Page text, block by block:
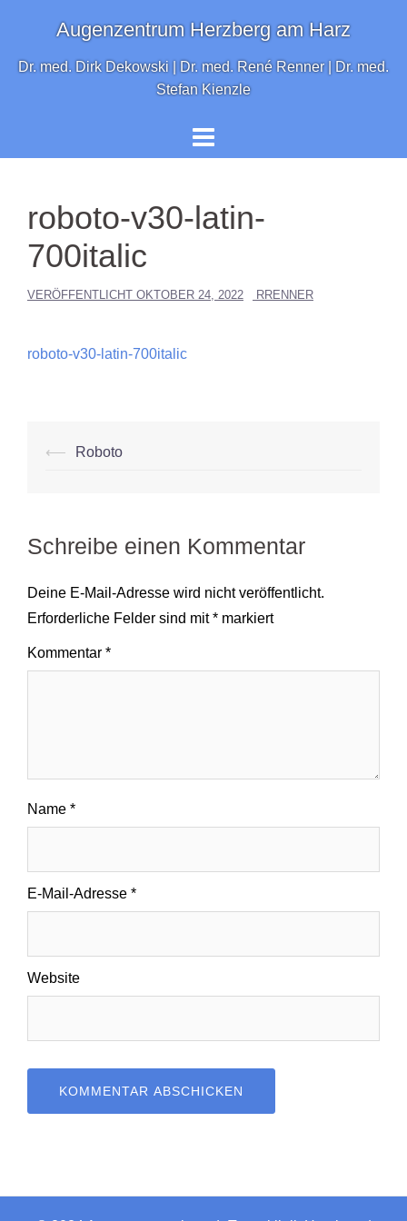
Inhalt
Augenzentrum Herzberg am Harz
Dr. med. Dirk Dekowski | Dr. med. René Renner | Dr. med.
Stefan Kienzle
roboto-v30-latin-
700italic
VERÖFFENTLICHT OKTOBER 24, 2022 RRENNER
roboto-v30-latin-700italic
Beitrags-
⟵ Roboto
Schreibe einen Kommentar
Deine E-Mail-Adresse wird nicht veröffentlicht.
Erforderliche Felder sind mit* markiert
Kommentar *
Name *
E-Mail-Adresse *
Website